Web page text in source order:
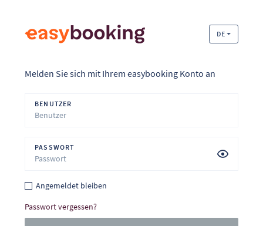
DE
Melden Sie sich mit Ihrem easybooking Konto an
BENUTZER
PASSWORT
Angemeldet bleiben
Passwort vergessen?